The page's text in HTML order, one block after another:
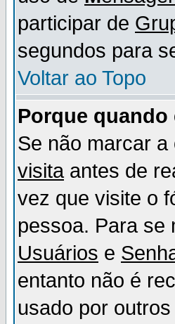
participar de
segundos para
Voltar ao Topo
Porque
Se não marcar a
visitaantes de
vez que visite o
pessoa. Para
Usuários e
entanto não é
usado por